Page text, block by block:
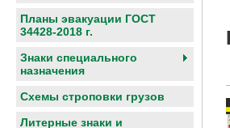
Планы эвакуации ГОСТ
34428-2018 г.
Знаки специального
назначения
Схемы строповки грузов
Литерные знаки и